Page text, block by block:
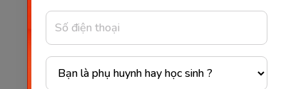
Trung tâm Anh ngữ
English